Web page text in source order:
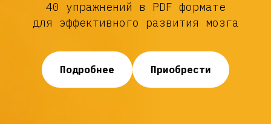
40 упражнений в PDF формате
для эффективного развития мозга
Подробнее Приобрести